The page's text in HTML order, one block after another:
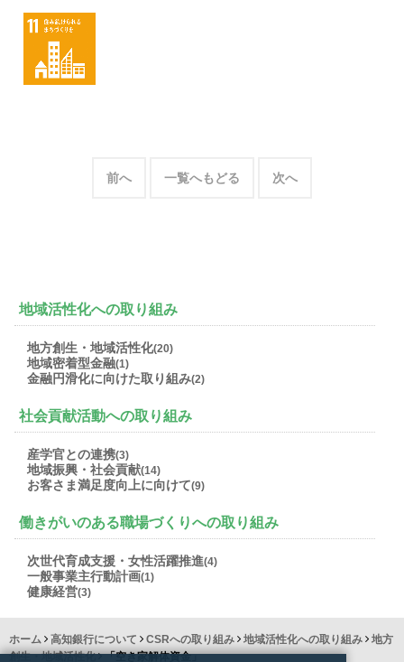
ホーム 高知銀行について CSRへの取り組み 地域活性化への取り組み
地方
創生・地域活性化
「空き家解体資金」
前へ 一覧へもどる 次へ
地域活性化への取り組み
地方創生・地域活性化(20)
地域密着型金融(1)
金融円滑化に向けた取り組み(2)
社会貢献活動への取り組み
産学官との連携(3)
地域振興・社会貢献(14)
お客さま満足度向上に向けて(9)
働きがいのある職場づくりへの取り組み
次世代育成支援・女性活躍推進(4)
一般事業主行動計画(1)
健康経営(3)